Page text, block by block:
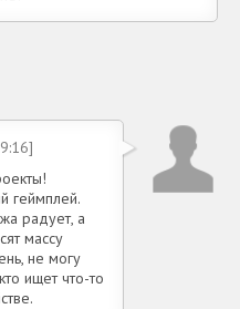
геймплей.
радует, а
массу
не могу
ищет что-то